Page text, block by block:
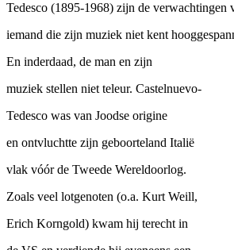
Tedesco (1895-1968) zijn de verwachtingen
iemand die zijn muziek niet kent
En inderdaad, de man en zijn
muziek stellen niet teleur. Castelnuevo-
Tedesco was van Joodse origine
en ontvluchtte zijn geboorteland Italië
vlak vóór de Tweede Wereldoorlog.
Zoals veel lotgenoten (o.a. Kurt Weill,
Erich Korngold) kwam hij terecht in